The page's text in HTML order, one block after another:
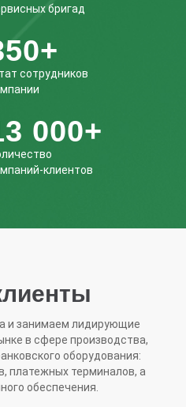
бригад
сотрудников
000+
клиентов
и занимаем лидирующие
в сфере производства,
оборудования:
платежных терминалов, a
обеспечения.